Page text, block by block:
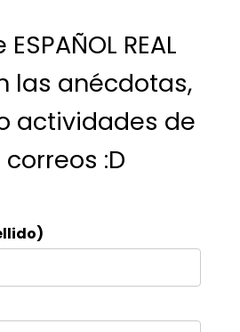
REAL
las anécdotas,
actividades de
:D